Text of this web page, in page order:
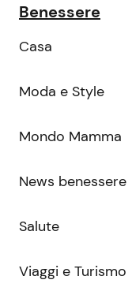
Benessere
Casa
Moda e Style
Mondo Mamma
News benessere
Salute
Viaggi e Turismo